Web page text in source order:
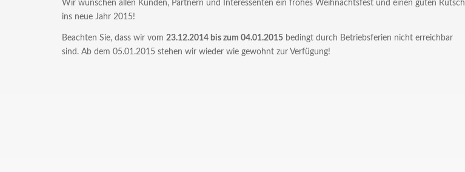
Wir wünschen allen Kunden, Partnern und Interessenten ein frohes Weihnachtsfest und einen guten Rutsch
ins neue Jahr 2015!
Beachten Sie, dass wir vom 23.12.2014 bis zum 04.01.2015 bedingt durch Betriebsferien nicht erreichbar
sind. Ab dem 05.01.2015 stehen wir wieder wie gewohnt zur Verfügung!